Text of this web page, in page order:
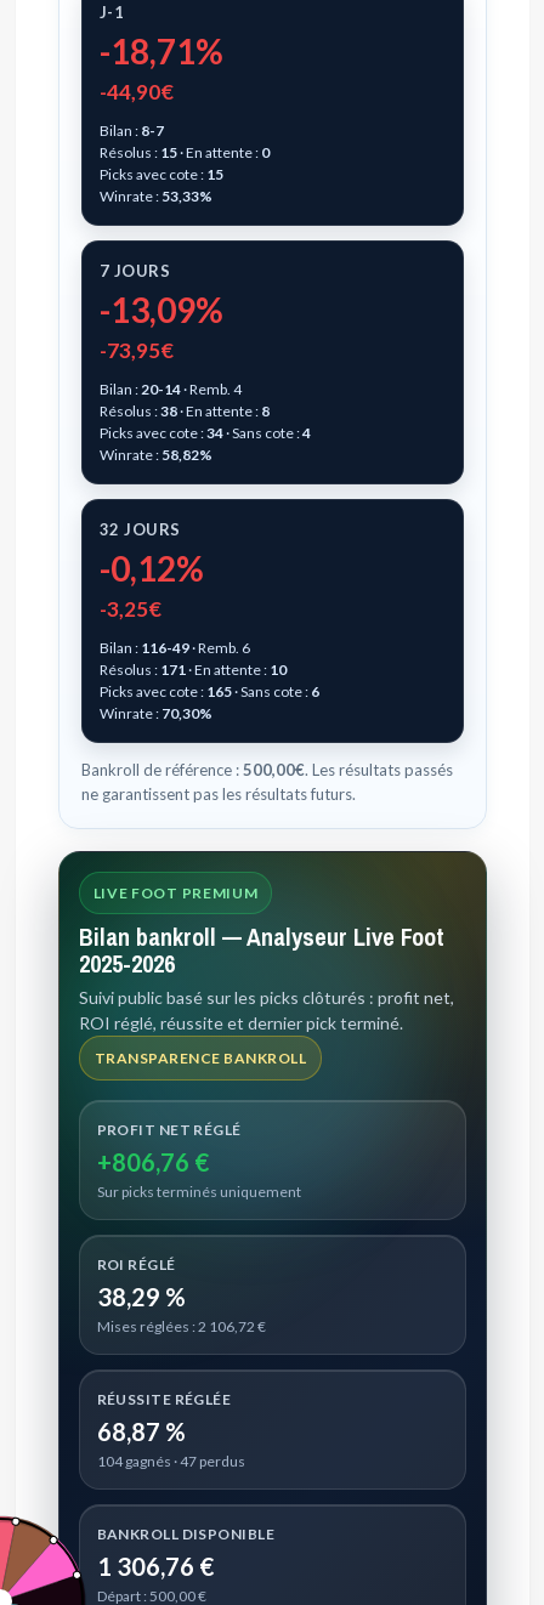
J-1
-18,71%
-44,90€
Bilan : 8-7
Résolus : 15· En attente : 0
Picks avec cote : 15
Winrate : 53,33%
7 JOURS
-13,09%
-73,95€
Bilan : 20-14· Remb. 4
Résolus :38· En attente : 8
Picks avec cote :34· Sans cote :4
Winrate : 58,82%
32 JOURS
-0,12%
-3,25€
Bilan : 116-49· Remb. 6
Résolus : 171 · En attente : 10
Picks avec cote : 165· Sans cote : 6
Winrate : 70,30%
Bankroll de référence :500,00€. Les résultats passés
ne garantissent pas les résultats futurs.
LIVE FOOT PREMIUM
Bilan bankroll — Analyseur Live Foot
2025-2026
Suivi public basé sur les picks clôturés : profit net,
ROI réglé, réussite et dernier pick terminé.
TRANSPARENCE BANKROLL
PROFIT NET RÉGLÉ
+806,76 €
Sur picks terminés uniquement
ROI RÉGLÉ
38,29 %
Mises réglées : 2 106,72 €
RÉUSSITE RÉGLÉE
68,87 %
104 gagnés · 47 perdus
BANKROLL DISPONIBLE
1 306,76 €
Départ : 500,00 €